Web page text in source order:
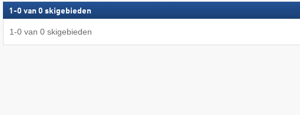
1 -0 van 0 skigebieden
1-0 van 0 skigebieden